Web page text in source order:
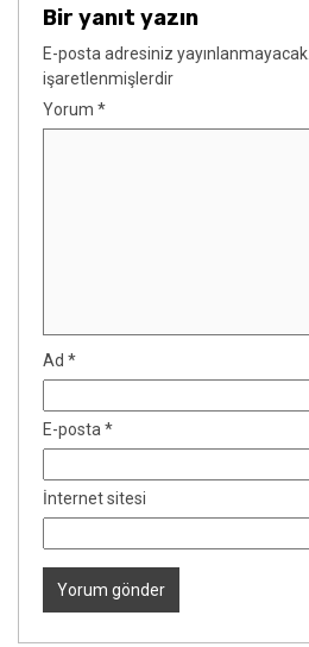
Bir yanıt yazın
E-posta adresiniz yayınlanmayacak.
işaretlenmişlerdir
Yorum *
Ad *
E-posta *
İnternet sitesi